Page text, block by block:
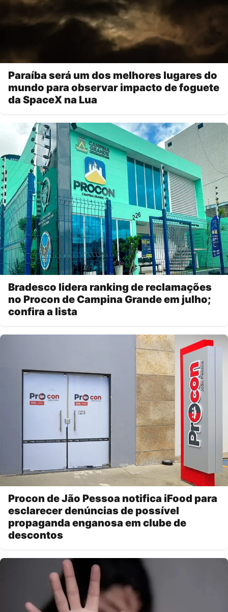
Paraíba será um dos melhores lugares do
mundo para observar impacto de foguete
da SpaceX na Lua
Bradesco lidera ranking de reclamações
no Procon de Campina Grande em julho;
confira a lista
Procon de Jão Pessoa notifica iFood para
esclarecer denúncias de possível
propaganda enganosa em clube de
descontos